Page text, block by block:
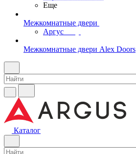
Еще
Межкомнатные двери
Аргус
Межкомнатные двери Alex Doors
Каталог